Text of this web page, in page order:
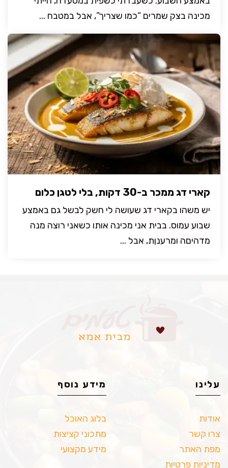
מכינה בצק שמרים “כמו שצריך”, אבל במטבח ...
קארי דג ממכר ב-30 דקות, בלי לטגן כלום
יש משהו בקארי דג שעושה לי חשק לבשל גם באמצע
שבוע עמוס. בבית אני מכינה אותו כשאני רוצה מנה
מדהיםה ומרענןת, אבל ...
עלינו
אודות
צרו קשר
מפת האתר
מדיניות פרטיות
מידע נוסף
בלוג האוכל
מתכוני קציצות
מידע מקצועי